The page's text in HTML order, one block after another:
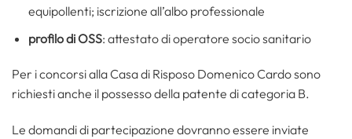
equipollenti; iscrizione all’albo professionale
profilo di OSS: attestato di operatore socio sanitario
Per i concorsi alla Casa di Risposo Domenico Cardo sono
richiesti anche il possesso della patente di categoria B.
Le domandi di partecipazione dovranno essere inviate